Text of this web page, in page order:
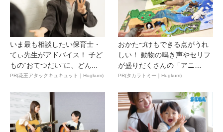
いま最も相談したい保育士・
てぃ先生がアドバイス！ 子ど
もの“おてつだい”に、どん...
PR(花王アタックキュキュット｜Hugkum)
おかたづけもできる点がうれ
しい！ 動物の鳴き声やセリフ
が盛りだくさんの「アニ
ア ...
PR(タカラトミー｜Hugkum)